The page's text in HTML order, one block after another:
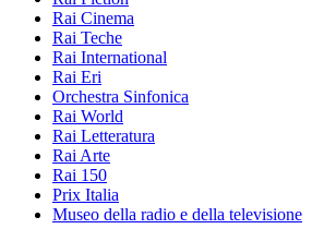
Rai Cinema
Rai Teche
Rai International
Rai Eri
Orchestra Sinfonica
Rai World
Rai Letteratura
Rai Arte
Rai 150
Prix Italia
Museo della radio e della televisione